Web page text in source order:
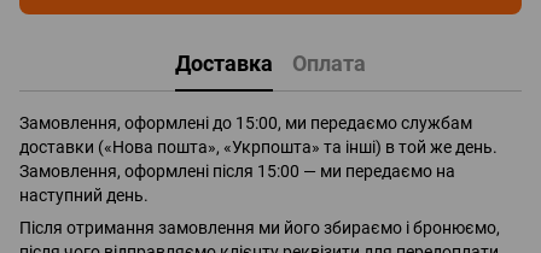
Доставка Оплата
Замовлення, оформлені до 15:00, ми передаємо службам
доставки («Нова пошта», «Укрпошта» та інші) в той же день.
Замовлення, оформлені після 15:00 — ми передаємо на
наступний день.
Після отримання замовлення ми його збираємо і бронюємо,